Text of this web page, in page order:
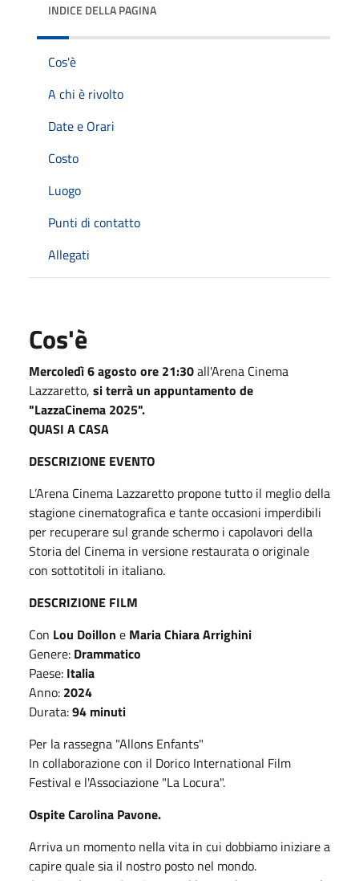
INDICE DELLA PAGINA
Cos'è
A chi è rivolto
Date e Orari
Costo
Luogo
Punti di contatto
Allegati
Cos'è
Mercoledì 6 agosto ore 21:30all'Arena Cinema
Lazzaretto, si terrà un appuntamento de
"LazzaCinema 2025".
QUASI A CASA
DESCRIZIONE EVENTO
L’Arena Cinema Lazzaretto propone tutto il meglio della
stagione cinematografica e tante occasioni imperdibili
per recuperare sul grande schermo i capolavori della
Storia del Cinema in versione restaurata o originale
con sottotitoli in italiano.
DESCRIZIONE FILM
Con Lou Doillon e Maria Chiara Arrighini
Genere: Drammatico
Paese: Italia
Anno: 2024
Durata:94 minuti
Per la rassegna "Allons Enfants"
In collaborazione con il Dorico International Film
Festival e l'Associazione "La Locura".
Ospite Carolina Pavone.
Arriva un momento nella vita in cui dobbiamo iniziare a
capire quale sia il nostro posto nel mondo.